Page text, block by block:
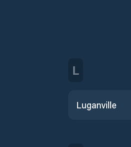
L
Luganville